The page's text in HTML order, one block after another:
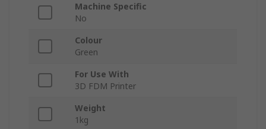
Machine Specific
No
Colour
Green
For Use With
3D FDM Printer
Weight
1kg